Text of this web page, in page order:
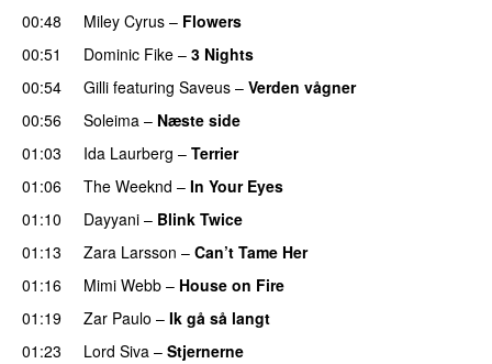
00:48
Miley Cyrus – Flowers
00:51
Dominic Fike – 3 Nights
00:54 Gilli featuring Saveus – Verden vågner
00:56
Soleima – Næste side
01:03
Ida Laurberg – Terrier
01:06 The Weeknd – In Your Eyes
01:10
Dayyani – Blink Twice
01:13 Zara Larsson – Can’t Tame Her
01:16
Mimi Webb – House on Fire
01:19
Zar Paulo – Ik gå så langt
01:23
Lord Siva – Stjernerne